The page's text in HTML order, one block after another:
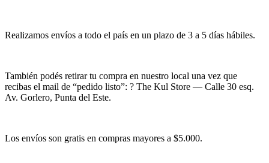
Realizamos envíos a todo el país en un plazo de 3 a 5 días hábiles.
También podés retirar tu compra en nuestro local una vez que
recibas el mail de “pedido listo”: ? The Kul Store — Calle 30 esq.
Av. Gorlero, Punta del Este.
Los envíos son gratis en compras mayores a $5.000.